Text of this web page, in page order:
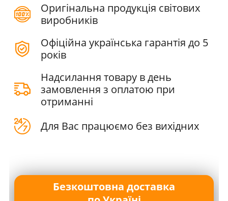
Оригінальна продукція світових
виробників
Офіційна українська гарантія до 5
років
Надсилання товару в день
замовлення з оплатою при
отриманні
Для Вас працюємо без вихідних
Безкоштовна доставка